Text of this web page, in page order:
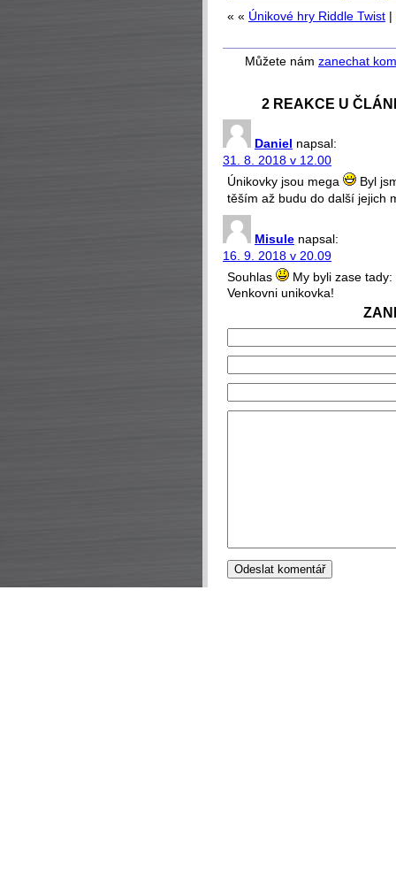
« « Únikové hry Riddle Twist |
Můžete nám zanechat
2 REAKCE U
Daniel napsal:
31. 8. 2018 v 12.00
Únikovky jsou mega
Byl
těším až budu do další jejich
Misule napsal:
16. 9. 2018 v 20.09
Souhlas
My byli zase tady:
Venkovni unikovka!